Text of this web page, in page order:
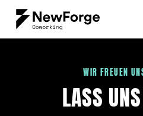
Zum Inhalt springen
WIR FREUEN
LASS